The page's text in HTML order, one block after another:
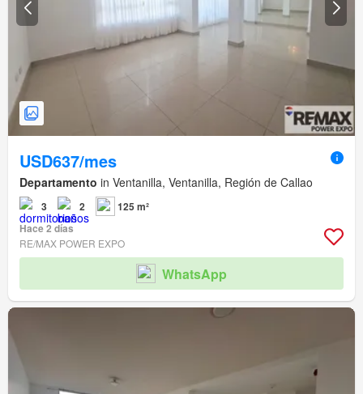
USD637/mes
Departamento in Ventanilla, Ventanilla, Región de Callao
3 2
125 m²
Hace 2 días
RE/MAX POWER EXPO
WhatsApp